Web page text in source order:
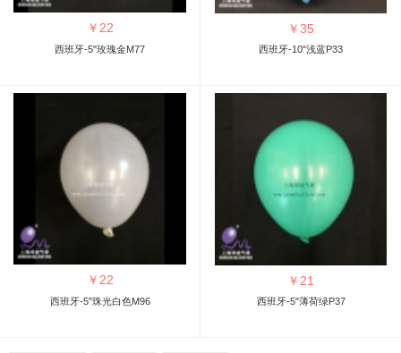
￥22
西班牙-5"玫瑰金M77
￥35
西班牙-10"浅蓝P33
￥22
西班牙-5"珠光白色M96
￥ 21
西班牙-5"薄荷绿P37